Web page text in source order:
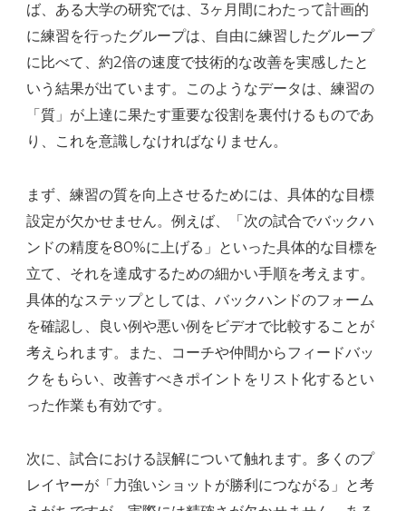
ば、ある大学の研究では、3ヶ月間にわたって計画的
に練習を行ったグループは、自由に練習したグループ
に比べて、約2倍の速度で技術的な改善を実感したと
いう結果が出ています。このようなデータは、練習の
「質」が上達に果たす重要な役割を裏付けるものであ
り、これを意識しなければなりません。
まず、練習の質を向上させるためには、具体的な目標
設定が欠かせません。例えば、「次の試合でバックハ
ンドの精度を80%に上げる」といった具体的な目標を
立て、それを達成するための細かい手順を考えます。
具体的なステップとしては、バックハンドのフォーム
を確認し、良い例や悪い例をビデオで比較することが
考えられます。また、コーチや仲間からフィードバッ
クをもらい、改善すべきポイントをリスト化するとい
った作業も有効です。
次に、試合における誤解について触れます。多くのプ
レイヤーが「力強いショットが勝利につながる」と考